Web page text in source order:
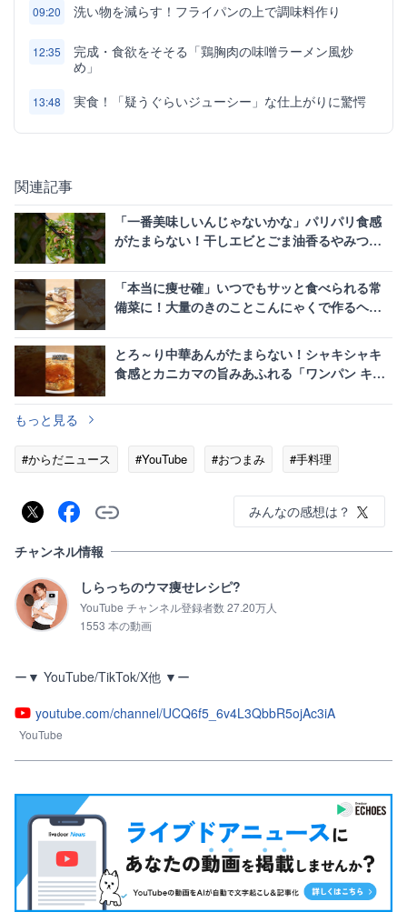
09:20 洗い物を減らす！フライパンの上で調味料作り
12:35
完成・食欲をそそる「鶏胸肉の味噌ラーメン風炒
め」
13:48 実食！「疑うぐらいジューシー」な仕上がりに驚愕
関連記事
「一番美味しいんじゃないかな」パリパリ食感
がたまらない！干しエビとごま油香るやみつき
「本当に痩せ確」いつでもサッと食べられる常
備菜に！大量のきのことこんにゃくで作るヘル
とろ～り中華あんがたまらない！シャキシャキ
食感とカニカマの旨みあふれる「ワンパン キャ
もっと見る
#からだニュース #YouTube #おつまみ #手料理
みんなの感想は？
チャンネル情報
しらっちのウマ痩せレシピ?
YouTube チャンネル登録者数 27.20万人
1553 本の動画
ー▼ YouTube/TikTok/X他 ▼ー
youtube.com/channel/UCQ6f5_6v4L3QbbR5ojAc3iA
YouTube